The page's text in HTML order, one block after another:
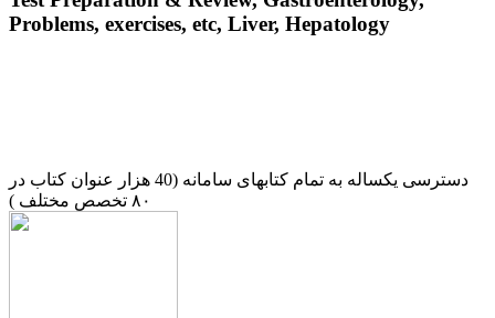
Problems, exercises, etc, Liver, Hepatology
دسترسی یکساله به تمام کتابهای سامانه (40 هزار عنوان کتاب در
۸۰ تخصص مختلف )